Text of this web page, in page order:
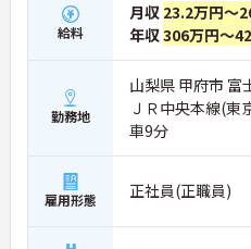
給料
月収 23.2万円～
年収306万円～
勤務地
山梨県 甲府市 富
ＪＲ中央本線(東
車9分
雇用形態 正社員(正職員)